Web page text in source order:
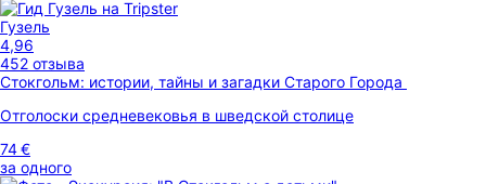
Гузель
4,96
452 отзыва
Стокгольм: истории, тайны и загадки Старого Города
Отголоски средневековья в шведской столице
74 €
за одного